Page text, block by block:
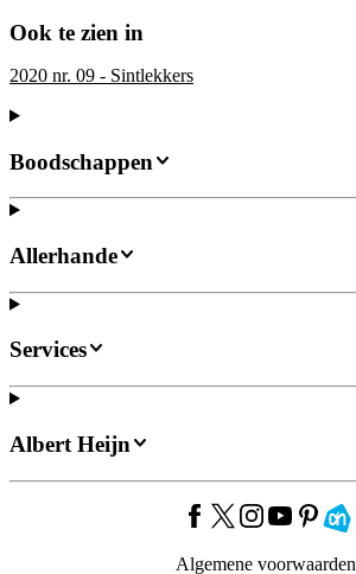
Ook te zien in
2020 nr. 09 - Sintlekkers
Boodschappen
Allerhande
Services
Albert Heijn
Algemene voorwaarden